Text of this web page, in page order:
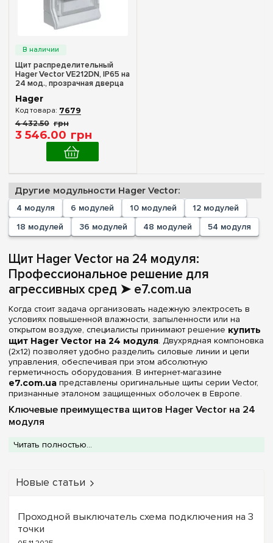
(+1)
36(+2)
48(+1)
54(+1)
Комплектация клеммами PE+N
В комплекте
Пластик(1)
Дверца
Прозрачная(1)
Цвет корпуса
Серый(1)
Степень защиты IP
IP65(1)
Дверь
Прозрачная(1)
Ширина, мм
Щит распределительный
Hager Vector VE212DN, IP65 на
24 мод., прозрачная дверца
Hager
7679
4 432.50 грн
3 546.00 грн
Другие модульности Hager Vector:
4 модуля 6 модулей 10 модулей
12 модулей
18 модулей
36 модулей 48 модулей 54 модуля
Щит Hager Vector на 24 модуля:
Профессиональное решение для
агрессивных сред ➤ e7.com.ua
Когда стоит задача организовать надежную электросеть в
условиях повышенной влажности, запыленности или на
открытом воздухе, специалисты принимают решение купить
щит Hager Vector на 24 модуля. Двухрядная компоновка
(2х12) позволяет удобно разделить силовые линии и цепи
управления, обеспечивая при этом абсолютную
герметичность оборудования. В интернет-магазине
e7.com.ua представлены оригинальные щиты серии Vector,
признанные эталоном защищенных оболочек в Европе.
Ключевые преимущества щитов Hager Vector на 24
модуля
вместительности и бескомпромиссной защиты:
стыков, бокс полностью защищен от струй воды под
Полная комплектация:Наличие клемм PE+N в
комплекте
Читать полностью...
Новые статьи
Проходной выключатель схема подключения на 3
точки